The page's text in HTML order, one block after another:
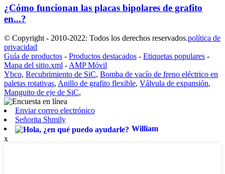
¿Cómo funcionan las placas bipolares de grafito
en...?
© Copyright - 2010-2022: Todos los derechos reservados.política de
privacidad
Guía de productos - Productos destacados - Etiquetas populares -
Mapa del sitio.xml - AMP Móvil
Ybco, Recubrimiento de SiC, Bomba de vacío de freno eléctrico en
paletas rotativas, Anillo de grafito flexible, Válvula de expansión,
Manguito de eje de SiC,
Enviar correo electrónico
Señorita Shmily
William
x